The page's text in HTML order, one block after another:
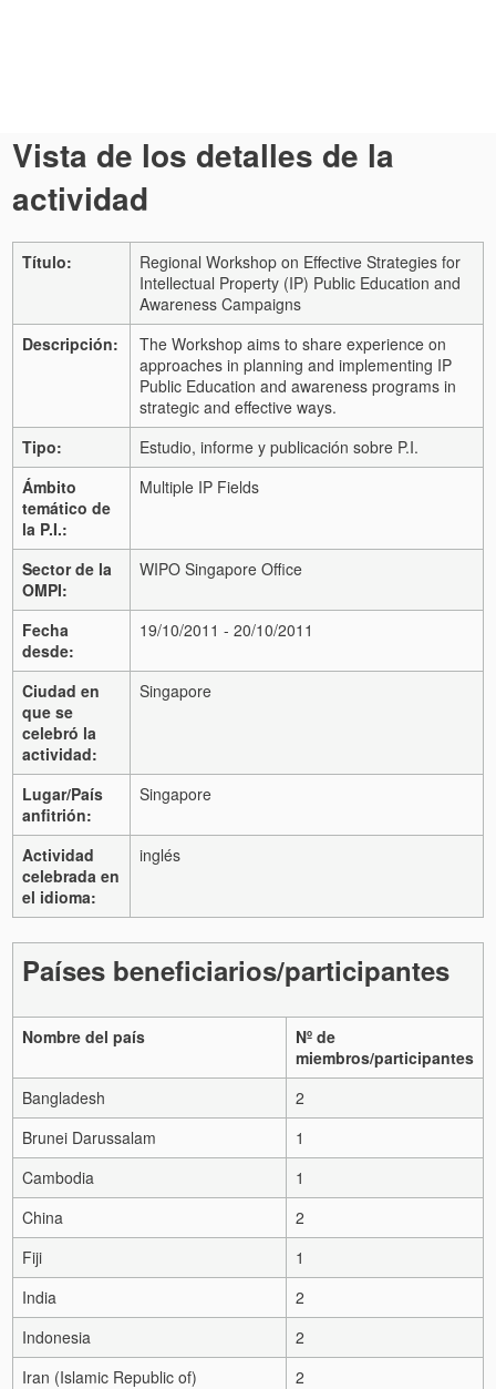
Vista de los detalles de la
actividad
Título:
Regional Workshop on Effective Strategies for
Intellectual Property (IP) Public Education and
Awareness Campaigns
Descripción:
The Workshop aims to share experience on
approaches in planning and implementing IP
Public Education and awareness programs in
strategic and effective ways.
Tipo:
Estudio, informe y publicación sobre P.I.
Ámbito
temático de
la P.I.:
Multiple IP Fields
Sector de la
OMPI:
WIPO Singapore Office
Fecha
desde:
19/10/2011 - 20/10/2011
Ciudad en
que se
celebró la
actividad:
Singapore
Lugar/País
anfitrión:
Singapore
Actividad
celebrada en
el idioma:
inglés
Países beneficiarios/participantes
Nombre del país
Nº de
miembros/participantes
Bangladesh
2
Brunei Darussalam
1
Cambodia
1
China
2
Fiji
1
India
2
Indonesia
2
Iran (Islamic Republic of)
2